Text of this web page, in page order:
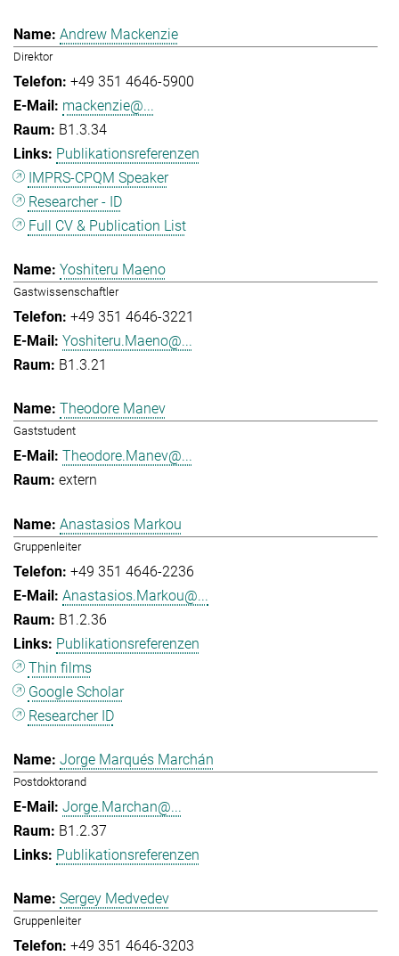
Andrew Mackenzie
Direktor
+49 351 4646-5900
mackenzie@...
B1.3.34
Publikationsreferenzen
IMPRS-CPQM Speaker
Researcher - ID
Full CV & Publication List
Yoshiteru Maeno
Gastwissenschaftler
+49 351 4646-3221
Yoshiteru.Maeno@...
B1.3.21
Theodore Manev
Gaststudent
Theodore.Manev@...
extern
Anastasios Markou
Gruppenleiter
+49 351 4646-2236
Anastasios.Markou@...
B1.2.36
Publikationsreferenzen
Thin films
Google Scholar
Researcher ID
Jorge Marqués Marchán
Postdoktorand
Jorge.Marchan@...
B1.2.37
Publikationsreferenzen
Sergey Medvedev
Gruppenleiter
+49 351 4646-3203